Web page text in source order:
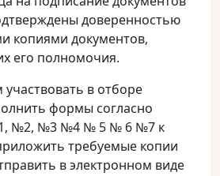
доверенностью
копиями документов,
его полномочия.
в отборе
формы согласно
№2, №3 №4 № 5 № 6 №7 к
требуемые копии
в электронном виде